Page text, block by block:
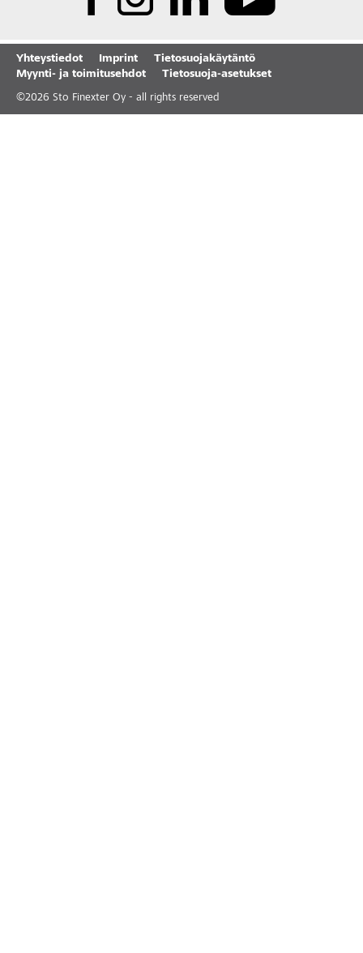
Yhteystiedot Imprint
Tietosuojakäytäntö
Myynti- ja toimitusehdot
Tietosuoja-asetukset
©2026 Sto Finexter Oy - all rights reserved